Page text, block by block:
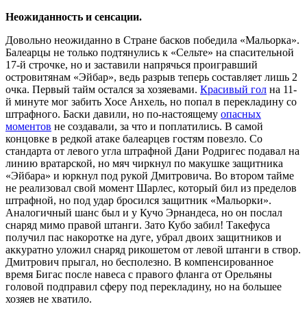
Неожиданность и сенсации.
Довольно неожиданно в Стране басков победила «Мальорка».
Балеарцы не только подтянулись к «Сельте» на спасительной
17-й строчке, но и заставили напрячься проигравший
островитянам «Эйбар», ведь разрыв теперь составляет лишь 2
очка. Первый тайм остался за хозяевами. Красивый гол на 11-
й минуте мог забить Хосе Анхель, но попал в перекладину со
штрафного. Баски давили, но по-настоящему опасных
моментов не создавали, за что и поплатились. В самой
концовке в редкой атаке балеарцев гостям повезло. Со
стандарта от левого угла штрафной Дани Родригес подавал на
линию вратарской, но мяч чиркнул по макушке защитника
«Эйбара» и юркнул под рукой Дмитровича. Во втором тайме
не реализовал свой момент Шарлес, который бил из пределов
штрафной, но под удар бросился защитник «Мальорки».
Аналогичный шанс был и у Кучо Эрнандеса, но он послал
снаряд мимо правой штанги. Зато Кубо забил! Такефуса
получил пас накоротке на дуге, убрал двоих защитников и
аккуратно уложил снаряд рикошетом от левой штанги в створ.
Дмитрович прыгал, но бесполезно. В компенсированное
время Бигас после навеса с правого фланга от Орельяны
головой подправил сферу под перекладину, но на большее
хозяев не хватило.